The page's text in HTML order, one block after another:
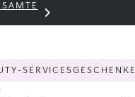
SERVICESGESCHENKE